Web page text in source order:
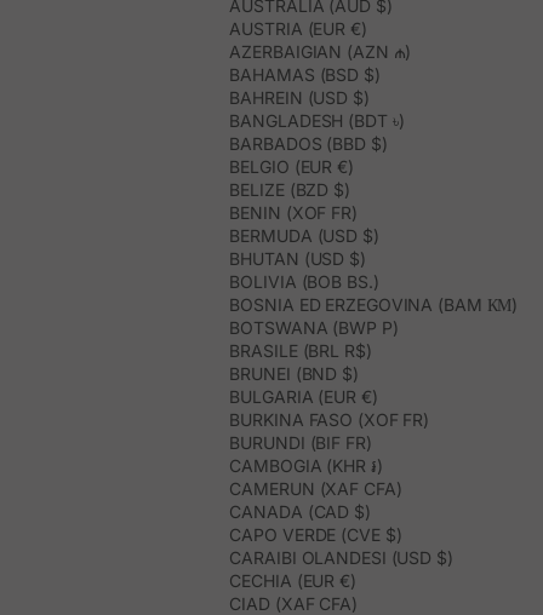
AUSTRALIA (AUD $)
AUSTRIA (EUR €)
AZERBAIGIAN (AZN ₼)
BAHAMAS (BSD $)
BAHREIN (USD $)
BANGLADESH (BDT ৳)
BARBADOS (BBD $)
BELGIO (EUR €)
BELIZE (BZD $)
BENIN (XOF FR)
BERMUDA (USD $)
BHUTAN (USD $)
BOLIVIA (BOB BS.)
BOSNIA ED ERZEGOVINA (BAM КМ)
BOTSWANA (BWP P)
BRASILE (BRL R$)
BRUNEI (BND $)
BULGARIA (EUR €)
BURKINA FASO (XOF FR)
BURUNDI (BIF FR)
CAMBOGIA (KHR ៛)
CAMERUN (XAF CFA)
CANADA (CAD $)
CAPO VERDE (CVE $)
CARAIBI OLANDESI (USD $)
CECHIA (EUR €)
CIAD (XAF CFA)